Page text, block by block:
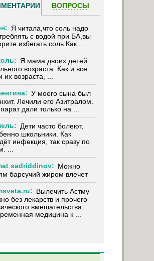
ВОПРОСЫ
Я читала,что соль надо
с водой при БА,вы
избегать соль.Как ...
Я мама двоих детей
возраста. Как и все
их возраста, ...
У моего сына был
Лечили его Азитралом.
дали только на ...
Дети часто болеют,
школьники. Как
инфекция, так сразу по
...
sadriddinov: Можно
барсучий жиром влечет
Вылечить Астму
без лекарств и прочего
вмешательства.
медицина к ...